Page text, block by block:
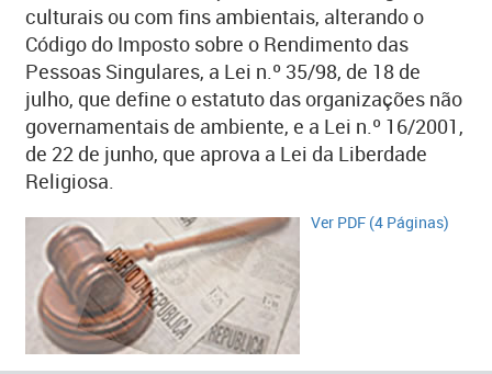
culturais ou com fins ambientais, alterando o
Código do Imposto sobre o Rendimento das
Pessoas Singulares, a Lei n.º 35/98, de 18 de
julho, que define o estatuto das organizações não
governamentais de ambiente, e a Lei n.º 16/2001,
de 22 de junho, que aprova a Lei da Liberdade
Religiosa.
Ver PDF (4 Páginas)​​​